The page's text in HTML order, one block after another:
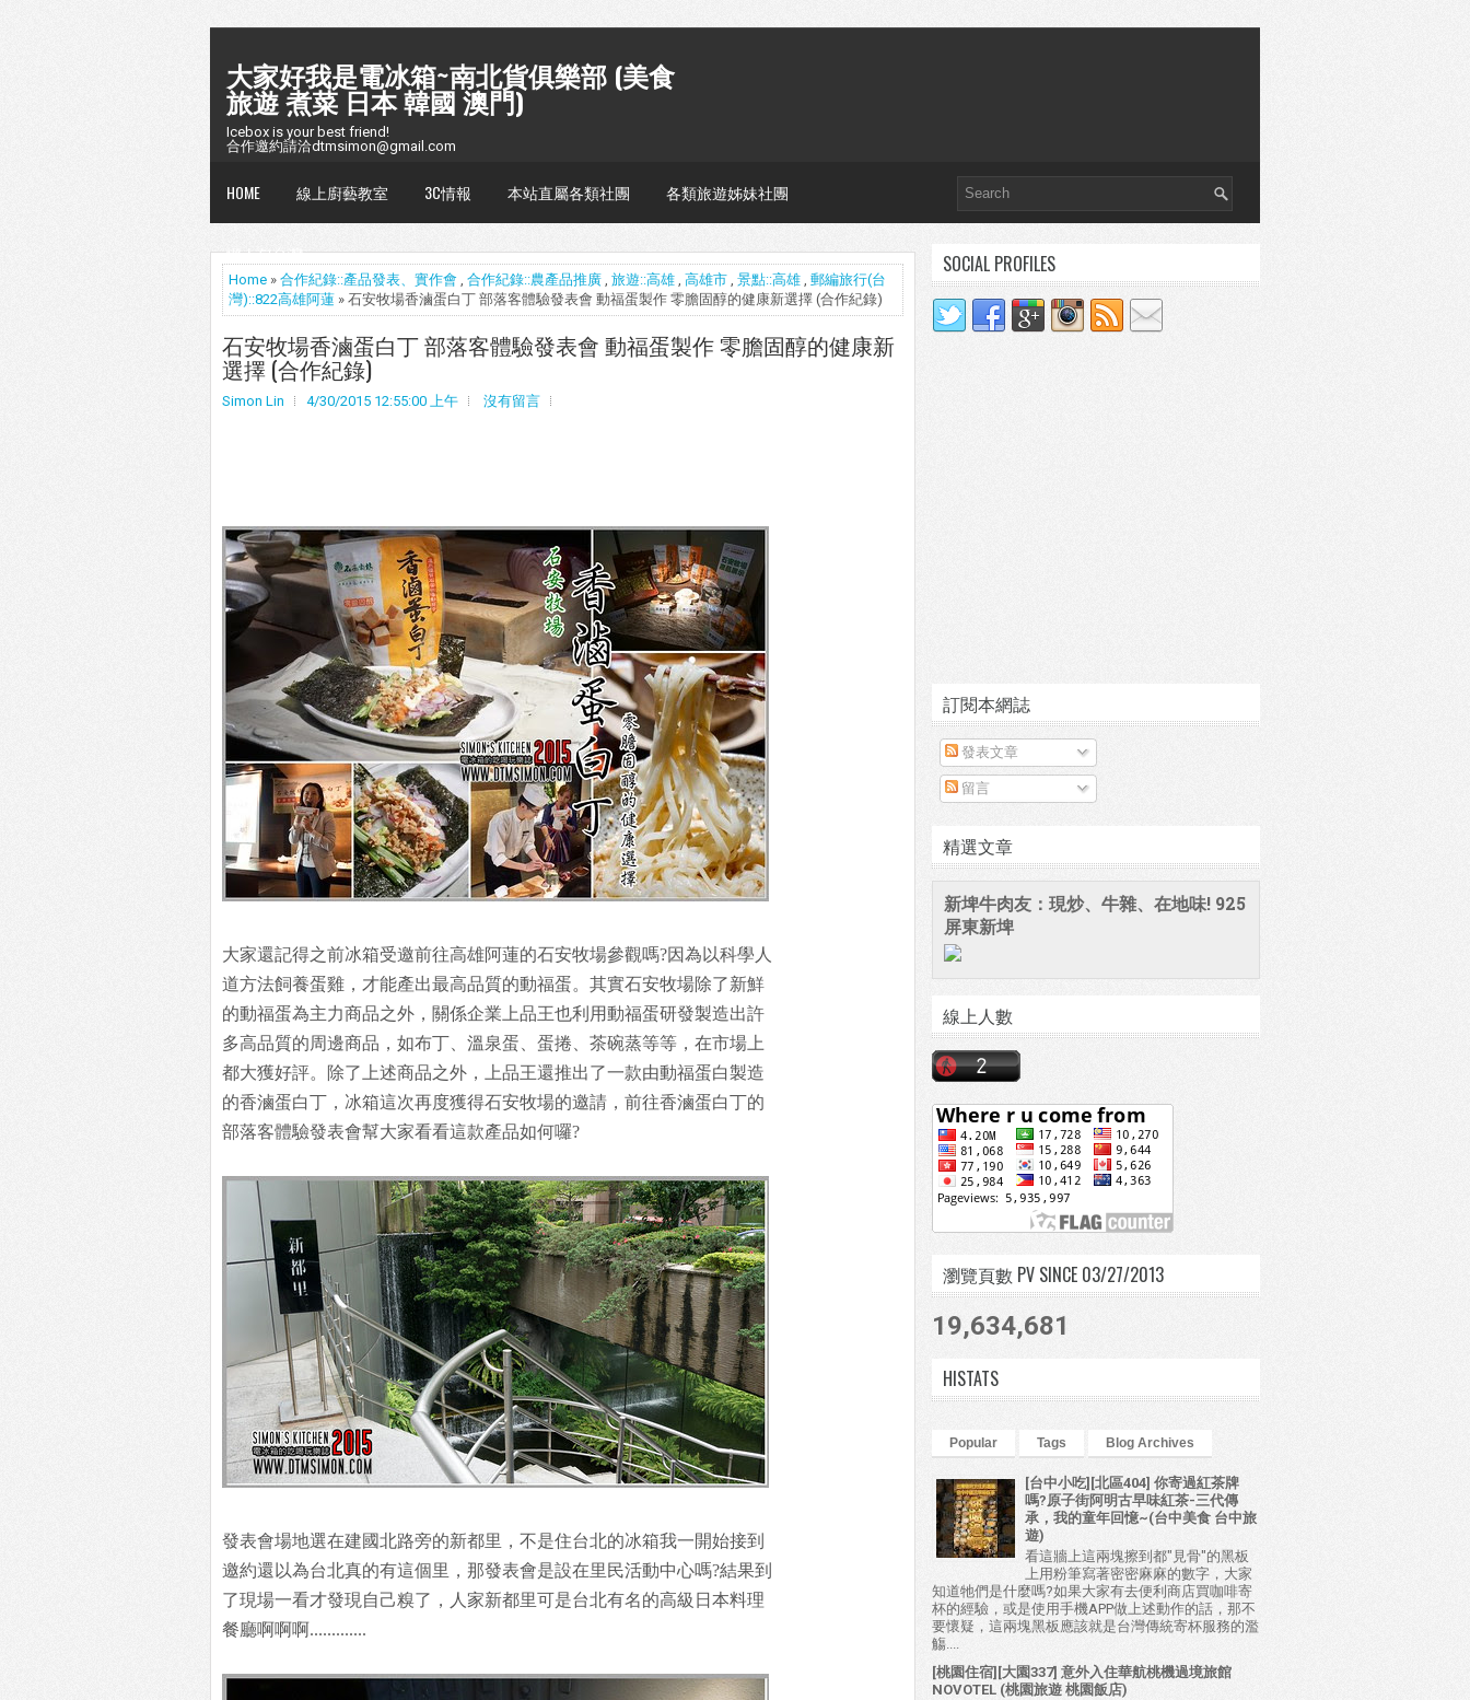
大家好我是電冰箱~南北貨俱樂部 (美食
旅遊 煮菜 日本 韓國 澳門)
Icebox is your best friend!
合作邀約請洽dtmsimon@gmail.com
HOME 線上廚藝教室 3C情報 本站直屬各類社團 各類旅遊姊妹社團
懶人包台灣
Home » 合作紀錄::產品發表、實作會 , 合作紀錄::農產品推廣 , 旅遊::高雄 , 高雄市 , 景點::高雄 , 郵編旅行(台
灣)::822高雄阿蓮 » 石安牧場香滷蛋白丁 部落客體驗發表會 動福蛋製作 零膽固醇的健康新選擇 (合作紀錄)
石安牧場香滷蛋白丁 部落客體驗發表會 動福蛋製作 零膽固醇的健康新
選擇 (合作紀錄)
Simon Lin 4/30/2015 12:55:00 上午 沒有留言
大家還記得之前冰箱受邀前往高雄阿蓮的石安牧場參觀嗎?因為以科學人
道方法飼養蛋雞，才能產出最高品質的動福蛋。其實石安牧場除了新鮮
的動福蛋為主力商品之外，關係企業上品王也利用動福蛋研發製造出許
多高品質的周邊商品，如布丁、溫泉蛋、蛋捲、茶碗蒸等等，在市場上
都大獲好評。除了上述商品之外，上品王還推出了一款由動福蛋白製造
的香滷蛋白丁，冰箱這次再度獲得石安牧場的邀請，前往香滷蛋白丁的
部落客體驗發表會幫大家看看這款產品如何囉?
發表會場地選在建國北路旁的新都里，不是住台北的冰箱我一開始接到
邀約還以為台北真的有這個里，那發表會是設在里民活動中心嗎?結果到
了現場一看才發現自己糗了，人家新都里可是台北有名的高級日本料理
餐廳啊啊啊.............
SOCIAL PROFILES
訂閱本網誌
發表文章
留言
精選文章
新埤牛肉友：現炒、牛雜、在地味! 925
屏東新埤
線上人數
瀏覽頁數 PV SINCE 03/27/2013
19,634,681
HISTATS
Popular Tags Blog Archives
[台中小吃][北區404] 你寄過紅茶牌
嗎?原子街阿明古早味紅茶-三代傳
承，我的童年回憶~(台中美食 台中旅
遊)
看這牆上這兩塊擦到都"見骨"的黑板
上用粉筆寫著密密麻麻的數字，大家
知道牠們是什麼嗎?如果大家有去便利商店買咖啡寄
杯的經驗，或是使用手機APP做上述動作的話，那不
要懷疑，這兩塊黑板應該就是台灣傳統寄杯服務的濫
觴....
[桃園住宿][大園337] 意外入住華航桃機過境旅館
NOVOTEL (桃園旅遊 桃園飯店)